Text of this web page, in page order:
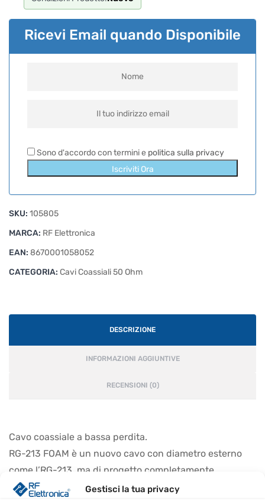
Gestisci la tua privacy
Ricevi Email quando Disponibile
Sono d'accordo con termini e politica sulla privacy
Iscriviti Ora
SKU: 105805
MARCA: RF Elettronica
EAN: 8670001058052
CATEGORIA: Cavi Coassiali 50 Ohm
DESCRIZIONE
INFORMAZIONI AGGIUNTIVE
RECENSIONI (0)
Cavo coassiale a bassa perdita.
RG-213 FOAM è un nuovo cavo con diametro esterno
come l’RG-213, ma di progetto completamente
differente. Invece di PVC solido, questo tipo di cavo ha